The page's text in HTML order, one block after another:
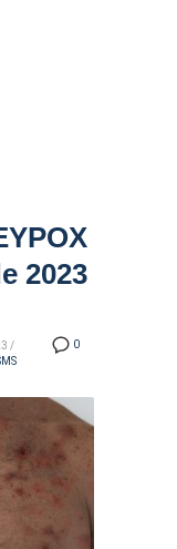
2023
0
/